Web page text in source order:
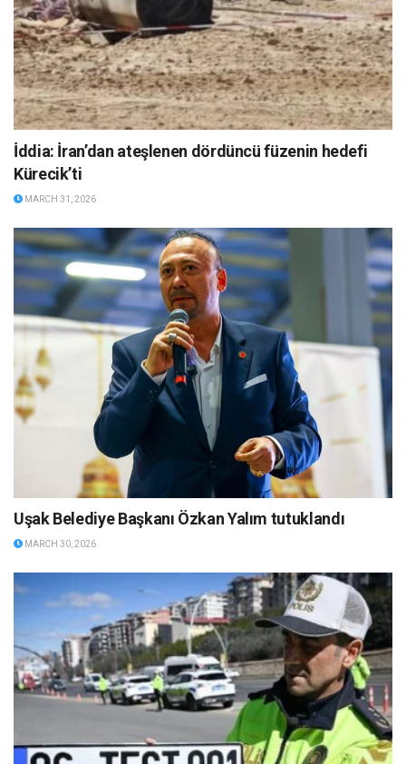
İddia: İran’dan ateşlenen dördüncü füzenin hedefi
Kürecik’ti
MARCH 31, 2026
Uşak Belediye Başkanı Özkan Yalım tutuklandı
MARCH 30, 2026